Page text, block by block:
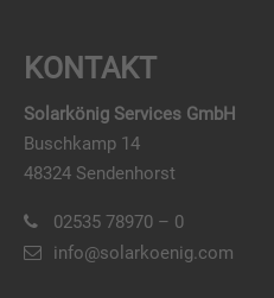
KONTAKT
Solarkönig Services GmbH
Buschkamp 14
48324 Sendenhorst
02535 78970 – 0
info@solarkoenig.com